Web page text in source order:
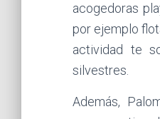
acogedoras
por ejemplo
actividad te
silvestres.
Además,